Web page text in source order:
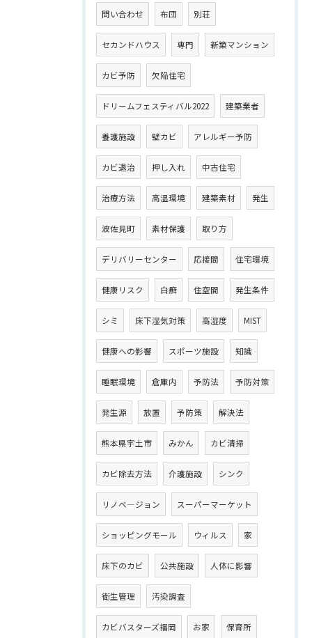
問い合わせ 布団 別荘
セカンドハウス 専門 新築マンション
カビ予防 欠陥住宅
ドリームフェスティバル2022 建築業者
養護施設 壁カビ アレルギー予防
カビ退治 押し入れ 中古住宅
治療方法 高温環境 建築素材 発生
波佐見町 素材保護 取り方
デリバリーセンター 応接間 住宅環境
健康リスク 白癬 住空間 発生条件
シミ 床下湿気対策 高湿度 MIST
健康への影響 スポーツ施設 知識
睡眠環境 倉庫内 予防法 予防対策
発生源 放置 予防策 解決法
熊本県宇土市 みかん カビ清掃
カビ除去方法 介護施設 シンク
リノベ―ジョン スーパーマーケット
ショッピングモール ウィルス 家
床下のカビ 公共施設 人体に影響
衛生管理 汚染調査
カビバスターズ福岡 お家 保育所